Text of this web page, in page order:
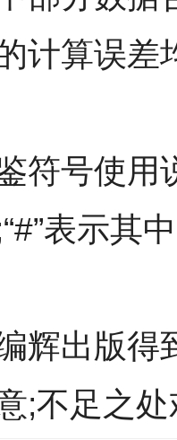
计算误差
符号使用
表示其
辉出版得
;不足之